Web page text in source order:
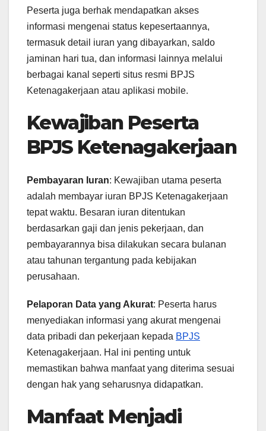
Peserta juga berhak mendapatkan akses
informasi mengenai status kepesertaannya,
termasuk detail iuran yang dibayarkan, saldo
jaminan hari tua, dan informasi lainnya melalui
berbagai kanal seperti situs resmi BPJS
Ketenagakerjaan atau aplikasi mobile.
Kewajiban Peserta
BPJS Ketenagakerjaan
Pembayaran Iuran: Kewajiban utama peserta
adalah membayar iuran BPJS Ketenagakerjaan
tepat waktu. Besaran iuran ditentukan
berdasarkan gaji dan jenis pekerjaan, dan
pembayarannya bisa dilakukan secara bulanan
atau tahunan tergantung pada kebijakan
perusahaan.
Pelaporan Data yang Akurat: Peserta harus
menyediakan informasi yang akurat mengenai
data pribadi dan pekerjaan kepada BPJS
Ketenagakerjaan. Hal ini penting untuk
memastikan bahwa manfaat yang diterima sesuai
dengan hak yang seharusnya didapatkan.
Manfaat Menjadi